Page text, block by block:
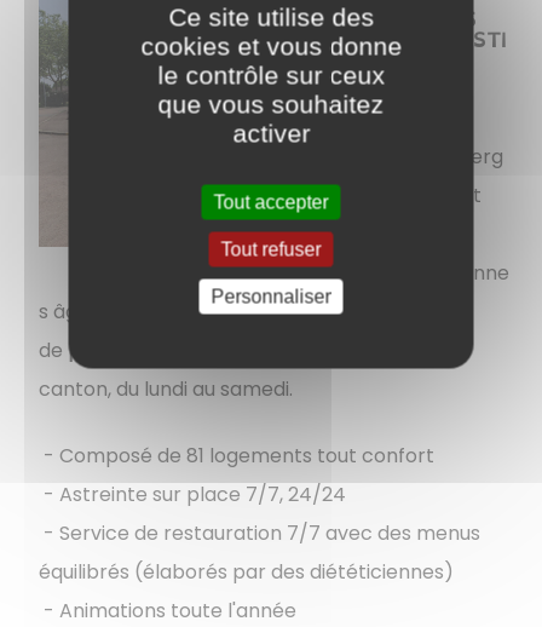
LOUIS
FARASTI
d'héberg
ement
personne
s âgées qui propose également un service
de portage de repas à domicile
canton, du lundi au samedi.
- Composé de 81 logements tout confort
- Astreinte sur place 7/7, 24/24
- Service de restauration 7/7 avec des menus
équilibrés (élaborés par des diététiciennes)
- Animations toute l'année
Ce site utilise des
cookies et vous donne
le contrôle sur ceux
que vous souhaitez
activer
Tout accepter
Tout refuser
Personnaliser